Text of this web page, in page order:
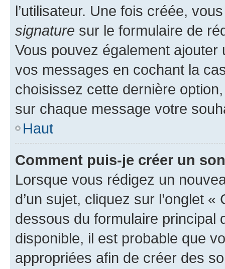
l’utilisateur. Une fois créée,
signature sur le formulaire de
Vous pouvez également
vos messages en cochant la
choisissez cette dernière
sur chaque message votre
Haut
Comment puis-je créer un
Lorsque vous rédigez un
d’un sujet, cliquez sur l’onglet
dessous du formulaire principal
disponible, il est probable que
appropriées afin de créer des